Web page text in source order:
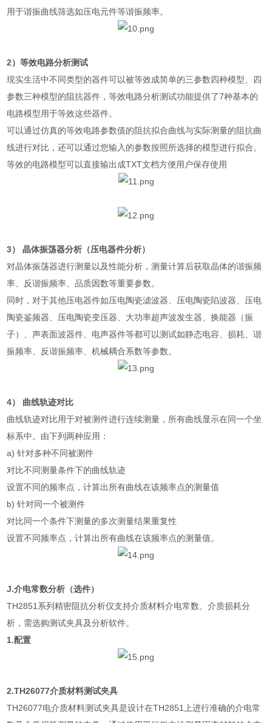
用于谐振曲线筛选如压电元件等谐振频率。
2）等效电路分析测试
现实生活中不同类型的器件可以被等效成简单的三参数四种模型、四
参数三种模型的阻抗器件，等效电路分析测试功能提供了7种基本的
电路模型用于等效这些器件。
可以通过仿真的等效电路参数值的阻抗拟合曲线与实际测量的阻抗曲
线进行对比，还可以通过您输入的参数按照所选择的模型进行拟合。
等效的电路模型可以直接输出成TXT文档方便用户保存使用
3） 晶体振荡器分析（压电器件分析）
对晶体振荡器进行测量以及性能分析，测量计算后获取晶体的谐振频
率、反谐振频率、品质因数等重要参数。
同时，对于其他压电器件如压电陶瓷滤波器、压电陶瓷陷波器、压电
陶瓷鉴频器、压电陶瓷变压器、大功率超声波发生器、换能器（振
子）、声表面波器件、电声器件等都可以测试如静态电容、损耗、谐
振频率、反谐振频率、机械耦合系数等参数。
4） 曲线轨迹对比
曲线轨迹对比用于对被测件进行连续测量，所有曲线显示在同一个坐
标系中。由下列两种应用：
a)针对多种不同被测件
对比不同测量条件下的曲线轨迹
设置不同的频率点，计算出所有曲线在该频率点的测量值
b)针对同一个被测件
对比同一个条件下测量的多次测量结果重复性
设置不同频率点，计算出所有曲线在该频率点的测量值。
J.介电常数分析（选件）
TH2851 系列精密阻抗分析仪支持介质材料介电常数、介质损耗分
析，需选购测试夹具及分析软件。
1.配置
2.TH26077介质材料测试夹具
TH26077电介质材料测试夹具是设计在TH2851
上进行准确的介电常